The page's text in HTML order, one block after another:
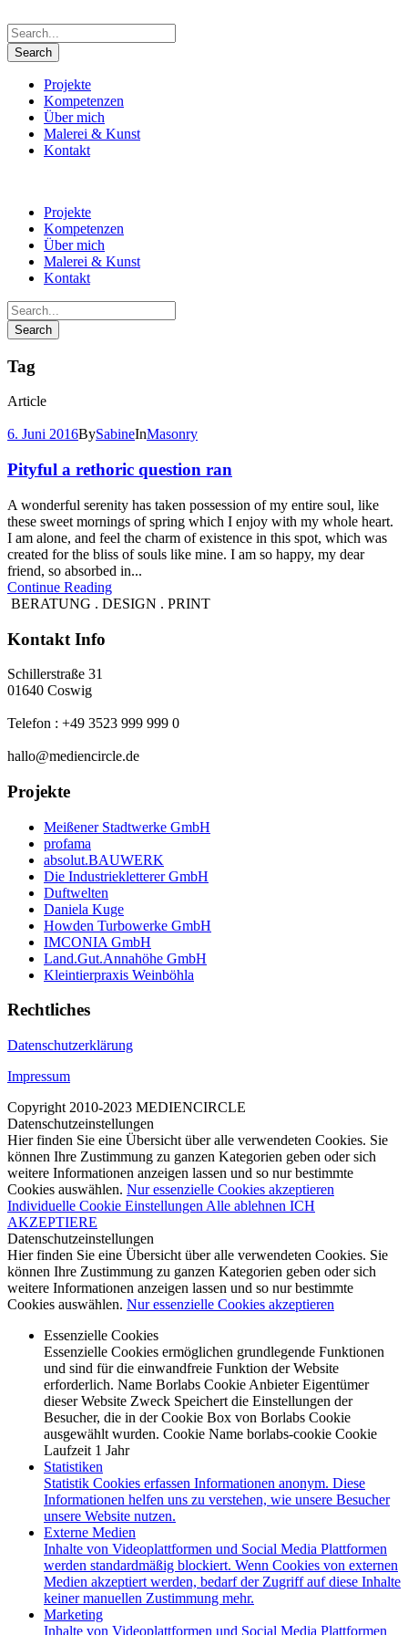
Projekte
Kompetenzen
Über mich
Malerei & Kunst
Kontakt
Projekte
Kompetenzen
Über mich
Malerei & Kunst
Kontakt
Tag
Article
6. Juni 2016BySabineInMasonry
Pityful a rethoric question ran
A wonderful serenity has taken possession of my entire soul, like
these sweet mornings of spring which I enjoy with my whole heart.
I am alone, and feel the charm of existence in this spot, which was
created for the bliss of souls like mine. I am so happy, my dear
friend, so absorbed in...
Continue Reading
BERATUNG . DESIGN . PRINT
Kontakt Info
Schillerstraße 31
01640 Coswig
Telefon : +49 3523 999 999 0
hallo@mediencircle.de
Projekte
Meißener Stadtwerke GmbH
profama
absolut.BAUWERK
Die Industriekletterer GmbH
Duftwelten
Daniela Kuge
Howden Turbowerke GmbH
IMCONIA GmbH
Land.Gut.Annahöhe GmbH
Kleintierpraxis Weinböhla
Rechtliches
Datenschutzerklärung
Impressum
Copyright 2010-2023 MEDIENCIRCLE
Datenschutzeinstellungen
Hier finden Sie eine Übersicht über alle verwendeten Cookies. Sie
können Ihre Zustimmung zu ganzen Kategorien geben oder sich
weitere Informationen anzeigen lassen und so nur bestimmte
Cookies auswählen. Nur essenzielle Cookies akzeptieren
Individuelle Cookie Einstellungen Alle ablehnen ICH
AKZEPTIERE
Datenschutzeinstellungen
Hier finden Sie eine Übersicht über alle verwendeten Cookies. Sie
können Ihre Zustimmung zu ganzen Kategorien geben oder sich
weitere Informationen anzeigen lassen und so nur bestimmte
Cookies auswählen. Nur essenzielle Cookies akzeptieren
Essenzielle Cookies
Essenzielle Cookies ermöglichen grundlegende Funktionen
und sind für die einwandfreie Funktion der Website
erforderlich. Name Borlabs Cookie Anbieter Eigentümer
dieser Website Zweck Speichert die Einstellungen der
Besucher, die in der Cookie Box von Borlabs Cookie
ausgewählt wurden. Cookie Name borlabs-cookie Cookie
Laufzeit 1 Jahr
Statistiken
Statistik Cookies erfassen Informationen anonym. Diese
Informationen helfen uns zu verstehen, wie unsere Besucher
unsere Website nutzen.
Externe Medien
Inhalte von Videoplattformen und Social Media Plattformen
werden standardmäßig blockiert. Wenn Cookies von externen
Medien akzeptiert werden, bedarf der Zugriff auf diese Inhalte
keiner manuellen Zustimmung mehr.
Marketing
Inhalte von Videoplattformen und Social Media Plattformen